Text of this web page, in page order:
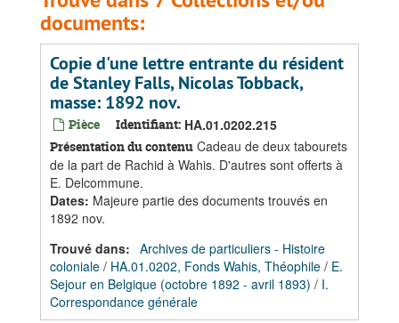
documents:
Copie d'une lettre entrante du résident
de Stanley Falls, Nicolas Tobback,
masse: 1892 nov.
Pièce Identifiant: HA.01.0202.215
Présentation du contenu Cadeau de deux tabourets
de la part de Rachid à Wahis. D'autres sont offerts à
E. Delcommune.
Dates: Majeure partie des documents trouvés en
1892 nov.
Trouvé dans: Archives de particuliers - Histoire
coloniale / HA.01.0202, Fonds Wahis, Théophile / E.
Sejour en Belgique (octobre 1892 - avril 1893) / I.
Correspondance générale